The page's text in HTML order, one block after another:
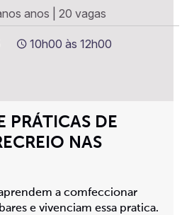
PRÁTICAS DE
NAS
a comfeccionar
e vivenciam essa pratica.
anos 20 vagas
10h00 às 12h00